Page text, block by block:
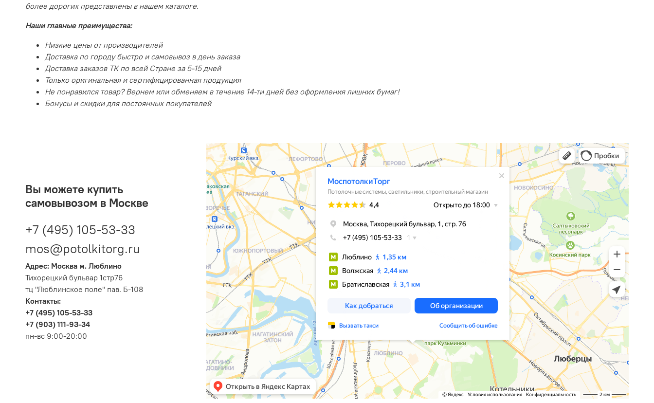
более дорогих представлены в нашем каталоге.
Наши главные преимущества:
Низкие цены от производителей
Доставка по городу быстро и самовывоз в день заказа
Доставка заказов ТК по всей Стране за 5-15 дней
Только оригинальная и сертифицированная продукция
Не понравился товар? Вернем или обменяем в течение 14-ти дней без оформления лишних бумаг!
Бонусы и скидки для постоянных покупателей
Вы можете купить
самовывозом в Москве
+7 (495) 105-53-33
mos@potolkitorg.ru
Адрес: Москва м. Люблино
Тихорецкий бульвар 1стр76
тц "Люблинское поле" пав. Б-108
Контакты:
+7 (495) 105-53-33
+7 (903) 111-93-34
пн-вс 9:00-20:00